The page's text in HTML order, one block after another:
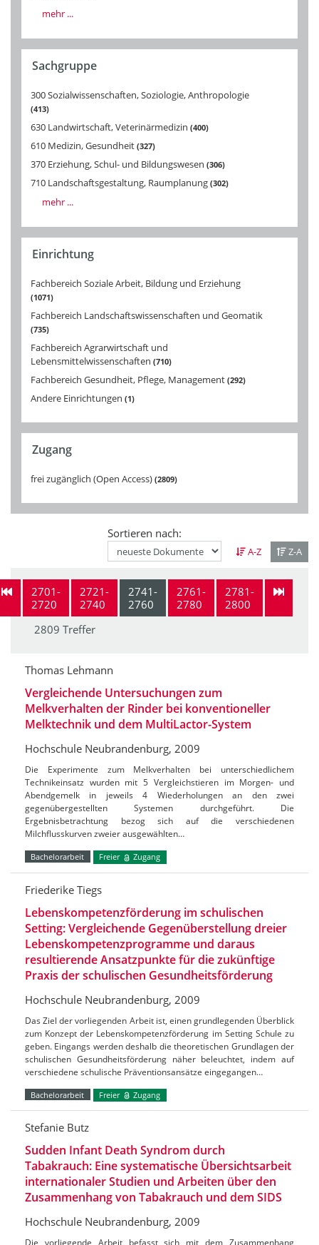
mehr ...
Sachgruppe
300 Sozialwissenschaften, Soziologie, Anthropologie
413
630 Landwirtschaft, Veterinärmedizin 400
610 Medizin, Gesundheit 327
370 Erziehung, Schul- und Bildungswesen 306
710 Landschaftsgestaltung, Raumplanung 302
mehr ...
Einrichtung
Fachbereich Soziale Arbeit, Bildung und Erziehung
1071
Fachbereich Landschaftswissenschaften und Geomatik
735
Fachbereich Agrarwirtschaft und
Lebensmittelwissenschaften 710
Fachbereich Gesundheit, Pflege, Management 292
Andere Einrichtungen 1
Zugang
frei zugänglich (Open Access) 2809
Sortieren nach:
A-Z Z-A
2701-
2720
2721-
2740
2741-
2760
2761-
2780
2781-
2800
2809 Treffer
Thomas Lehmann
Vergleichende Untersuchungen zum
Melkverhalten der Rinder bei konventioneller
Melktechnik und dem MultiLactor-System
Hochschule Neubrandenburg, 2009
Die Experimente zum Melkverhalten bei unterschiedlichem
Technikeinsatz wurden mit 5 Vergleichstieren im Morgen- und
Abendgemelk in jeweils 4 Wiederholungen an den zwei
gegenübergestellten Systemen durchgeführt. Die
Ergebnisbetrachtung bezog sich auf die verschiedenen
Milchflusskurven zweier ausgewählten…
Bachelorarbeit Freier Zugang
Friederike Tiegs
Lebenskompetenzförderung im schulischen
Setting: Vergleichende Gegenüberstellung dreier
Lebenskompetenzprogramme und daraus
resultierende Ansatzpunkte für die zukünftige
Praxis der schulischen Gesundheitsförderung
Hochschule Neubrandenburg, 2009
Das Ziel der vorliegenden Arbeit ist, einen grundlegenden Überblick
zum Konzept der Lebenskompetenzförderung im Setting Schule zu
geben. Eingangs werden deshalb die theoretischen Grundlagen der
schulischen Gesundheitsförderung näher beleuchtet, indem auf
verschiedene schulische Präventionsansätze eingegangen…
Bachelorarbeit Freier Zugang
Stefanie Butz
Sudden Infant Death Syndrom durch
Tabakrauch: Eine systematische Übersichtsarbeit
internationaler Studien und Arbeiten über den
Zusammenhang von Tabakrauch und dem SIDS
Hochschule Neubrandenburg, 2009
Die vorliegende Arbeit befasst sich mit dem Zusammenhang